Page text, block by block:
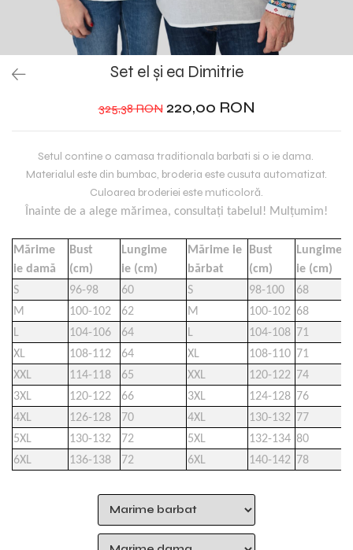
Set el și ea Dimitrie
325,38 RON 220,00 RON
Setul contine o camasa traditionala barbati si o ie dama.
Materialul este din bumbac, broderia este cusuta automatizat.
Culoarea broderiei este muticoloră.
Înainte de a alege mărimea, consultați tabelul! Mulțumim!
Mărime
ie damă
Bust
(cm)
Lungime
ie (cm)
Mărime ie
bărbat
Bust
(cm)
Lungime
ie (cm)
S
96-98 60 S 98-100
68
M
100-102 62 M 100-102 68
L
104-106 64 L 104-108 71
XL
108-112 64 XL 108-110 71
XXL
114-118 65 XXL 120-122 74
3XL
120-122 66 3XL 124-128 76
4XL
126-128 70 4XL 130-132 77
5XL
130-132 72 5XL 132-134 80
6XL
136-138 72 6XL 140-142 78